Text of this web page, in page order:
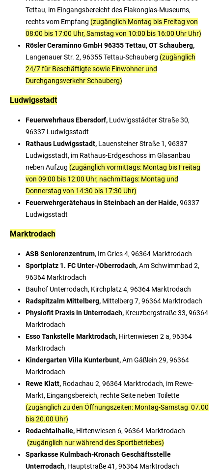
Tettau, im Eingangsbereicht des Flakonglas-Museums,
rechts vom Empfang (zugänglich Montag bis Freitag von
08:00 bis 17:00 Uhr, Samstag von 10:00 bis 16:00 Uhr Uhr)
Rösler Ceraminno GmbH 96355 Tettau, OT Schauberg,
Langenauer Str. 2, 96355 Tettau-Schauberg (zugänglich
24/7 für Beschäftigte sowie Einwohner und
Durchgangsverkehr Schauberg)
Ludwigsstadt
Feuerwehrhaus Ebersdorf, Ludwigsstädter Straße 30,
96337 Ludwigsstadt
Rathaus Ludwigsstadt, Lauensteiner Straße 1, 96337
Ludwigsstadt, im Rathaus-Erdgeschoss im Glasanbau
neben Aufzug (zugänglich vormittags: Montag bis Freitag
von 09:00 bis 12:00 Uhr, nachmittags: Montag und
Donnerstag von 14:30 bis 17:30 Uhr)
Feuerwehrgerätehaus in Steinbach an der Haide, 96337
Ludwigsstadt
Marktrodach
ASB Seniorenzentrum, Im Gries 4, 96364 Marktrodach
Sportplatz 1. FC Unter-/Oberrodach,Am Schwimmbad 2,
96364 Marktrodach
Bauhof Unterrodach, Kirchplatz 4, 96364 Marktrodach
Radspitzalm Mittelberg, Mittelberg 7, 96364 Marktrodach
Physiofit Praxis in Unterrodach, Kreuzbergstraße 33, 96364
Marktrodach
Esso Tankstelle Marktrodach, Hirtenwiesen 2 a, 96364
Marktrodach
Kindergarten Villa Kunterbunt,Am Gäßlein 29, 96364
Marktrodach
Rewe Klatt, Rodachau 2, 96364 Marktrodach, im Rewe-
Markt, Eingangsbereich, rechte Seite neben Toilette
(zugänglich zu den Öffnungszeiten: Montag-Samstag 07.00
bis 20.00 Uhr)
Rodachtalhalle, Hirtenwiesen 6, 96364 Marktrodach
(zugänglich nur während des Sportbetriebes)
Sparkasse Kulmbach-Kronach Geschäftsstelle
Unterrodach, Hauptstraße 41, 96364 Marktrodach